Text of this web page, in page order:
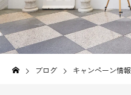
ブログ キャンペーン情報